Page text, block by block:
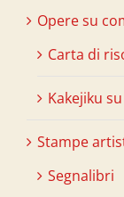
Opere su
Carta di
Kakejiku
Stampe
Segnalibri